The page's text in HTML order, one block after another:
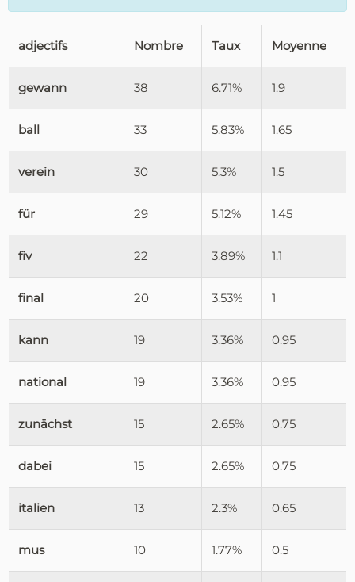
adjectifs Nombre Taux Moyenne
gewann 38 6.71% 1.9
ball 33 5.83% 1.65
verein 30 5.3% 1.5
für 29 5.12% 1.45
fiv 22 3.89% 1.1
final 20 3.53% 1
kann 19 3.36% 0.95
national 19 3.36% 0.95
zunächst 15 2.65% 0.75
dabei 15 2.65% 0.75
italien 13 2.3% 0.65
mus 10 1.77% 0.5